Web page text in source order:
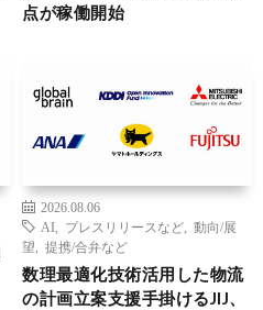
点が稼働開始
2026.08.06
AI
プレスリリースなど
動向/展
望
提携/合弁など
数理最適化技術活用した物流
の計画立案支援手掛けるJIJ、